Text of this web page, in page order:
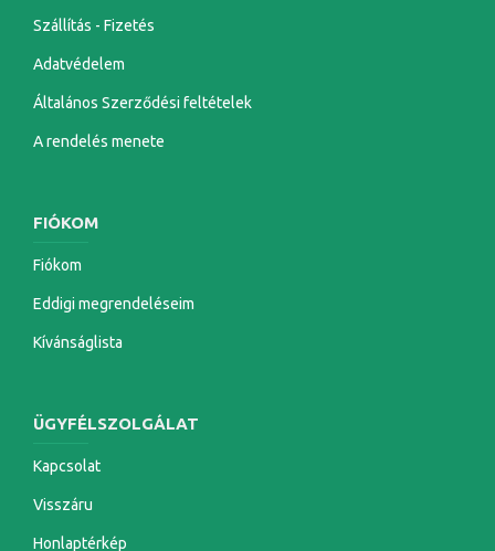
Szállítás - Fizetés
Adatvédelem
Általános Szerződési feltételek
A rendelés menete
FIÓKOM
Fiókom
Eddigi megrendeléseim
Kívánságlista
ÜGYFÉLSZOLGÁLAT
Kapcsolat
Visszáru
Honlaptérkép